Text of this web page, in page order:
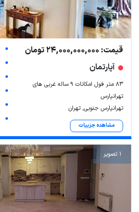
قیمت: 24,000,000,000 تومان
آپارتمان
۸۳ متر فول امکانات ۹ ساله غربی های
تهرانپارس
تهرانپارس جنوبی, تهران
مشاهده جزییات
1 تصویر